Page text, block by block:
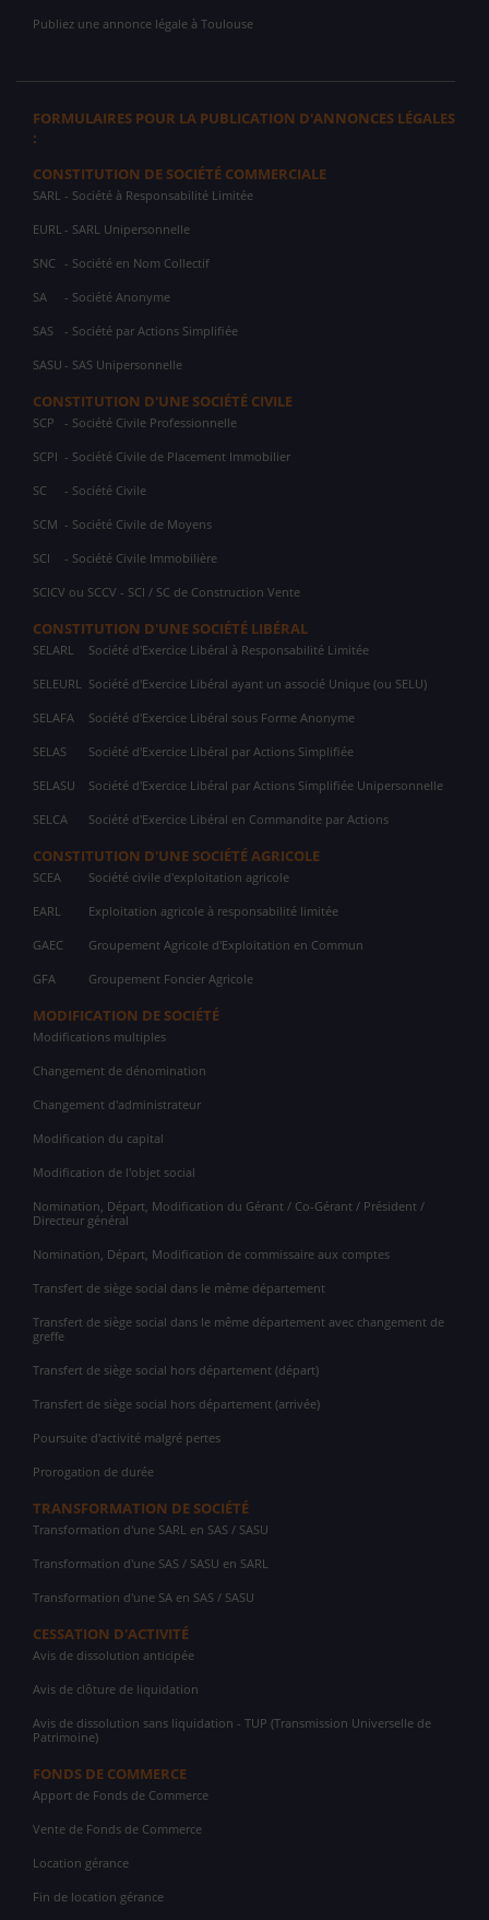
Publiez une annonce légale à Toulouse
FORMULAIRES POUR LA PUBLICATION D'ANNONCES LÉGALES
:
CONSTITUTION DE SOCIÉTÉ COMMERCIALE
SARL - Société à Responsabilité Limitée
EURL - SARL Unipersonnelle
SNC - Société en Nom Collectif
SA - Société Anonyme
SAS - Société par Actions Simplifiée
SASU - SAS Unipersonnelle
CONSTITUTION D'UNE SOCIÉTÉ CIVILE
SCP - Société Civile Professionnelle
SCPI - Société Civile de Placement Immobilier
SC - Société Civile
SCM - Société Civile de Moyens
SCI - Société Civile Immobilière
SCICV ou SCCV - SCI / SC de Construction Vente
CONSTITUTION D'UNE SOCIÉTÉ LIBÉRAL
SELARL Société d'Exercice Libéral à Responsabilité Limitée
SELEURL Société d'Exercice Libéral ayant un associé Unique (ou SELU)
SELAFA Société d'Exercice Libéral sous Forme Anonyme
SELAS Société d'Exercice Libéral par Actions Simplifiée
SELASU Société d'Exercice Libéral par Actions Simplifiée Unipersonnelle
SELCA Société d'Exercice Libéral en Commandite par Actions
CONSTITUTION D'UNE SOCIÉTÉ AGRICOLE
SCEA Société civile d'exploitation agricole
EARL Exploitation agricole à responsabilité limitée
GAEC Groupement Agricole d'Exploitation en Commun
GFA Groupement Foncier Agricole
MODIFICATION DE SOCIÉTÉ
Modifications multiples
Changement de dénomination
Changement d'administrateur
Modification du capital
Modification de l'objet social
Nomination, Départ, Modification du Gérant / Co-Gérant / Président /
Directeur général
Nomination, Départ, Modification de commissaire aux comptes
Transfert de siège social dans le même département
Transfert de siège social dans le même département avec changement de
greffe
Transfert de siège social hors département (départ)
Transfert de siège social hors département (arrivée)
Poursuite d'activité malgré pertes
Prorogation de durée
TRANSFORMATION DE SOCIÉTÉ
Transformation d'une SARL en SAS / SASU
Transformation d'une SAS / SASU en SARL
Transformation d'une SA en SAS / SASU
CESSATION D'ACTIVITÉ
Avis de dissolution anticipée
Avis de clôture de liquidation
Avis de dissolution sans liquidation - TUP (Transmission Universelle de
Patrimoine)
FONDS DE COMMERCE
Apport de Fonds de Commerce
Vente de Fonds de Commerce
Location gérance
Fin de location gérance